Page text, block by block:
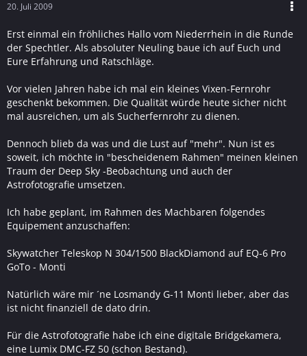
20. Juli 2009
Erst einmal ein fröhliches Hallo vom Niederrhein in die Runde
der Spechtler. Als absoluter Neuling baue ich auf Euch und
Eure Erfahrung und Ratschläge.
Vor vielen Jahren habe ich mal ein kleines Vixen-Fernrohr
geschenkt bekommen. Die Qualität würde heute sicher nicht
mal ausreichen, um als Sucherfernrohr zu dienen.
Dennoch blieb da was und die Lust auf "mehr". Nun ist es
soweit, ich möchte in "bescheidenem Rahmen" meinen kleinen
Traum der Deep Sky -Beobachtung und auch der
Astrofotografie umsetzen.
Ich habe geplant, im Rahmen des Machbaren folgendes
Equipement anzuschaffen:
Skywatcher Teleskop N 304/1500 BlackDiamond auf EQ-6 Pro
GoTo - Monti
Natürlich wäre mir ´ne Losmandy G-11 Monti lieber, aber das
ist nicht finanziell de dato drin.
Für die Astrofotografie habe ich eine digitale Bridgekamera,
eine Lumix DMC-FZ 50 (schon Bestand).